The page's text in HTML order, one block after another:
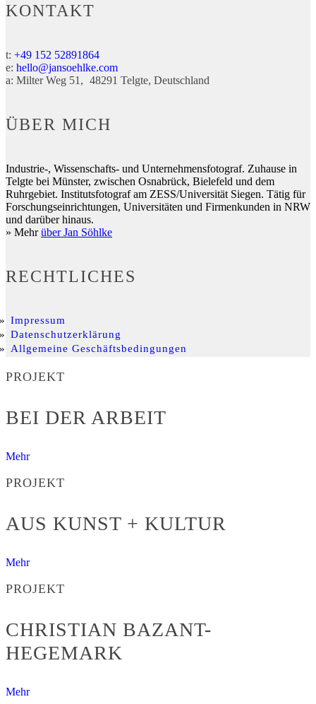
KONTAKT
t: +49 152 52891864
e: hello@jansoehlke.com
a: Milter Weg 51 48291 Telgte Deutschland
ÜBER MICH
Industrie-, Wissenschafts- und Unternehmensfotograf. Zuhause in
Telgte bei Münster, zwischen Osnabrück, Bielefeld und dem
Ruhrgebiet. Institutsfotograf am ZESS/Universität Siegen. Tätig für
Forschungseinrichtungen, Universitäten und Firmenkunden in NRW
und darüber hinaus.
» Mehrüber Jan Söhlke
RECHTLICHES
Impressum
Datenschutzerklärung
Allgemeine Geschäftsbedingungen
PROJEKT
BEI DER ARBEIT
Mehr
PROJEKT
AUS KUNST + KULTUR
Mehr
PROJEKT
CHRISTIAN BAZANT-
HEGEMARK
Mehr